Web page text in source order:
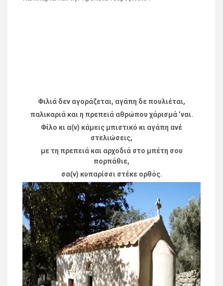
Φιλιά δεν αγοράζεται, αγάπη δε πουλιέται,
παλικαριά και η πρεπειά αθρώπου χάρισμά ’ναι.
Φίλο κι α(ν) κάμεις μπιστικό κι αγάπη ανέ
στελιώσεις,
με τη πρεπειά και αρχοδιά στο μπέτη σου
πορπάθιε,
σα(ν) κυπαρίσσι στέκε ορθός.